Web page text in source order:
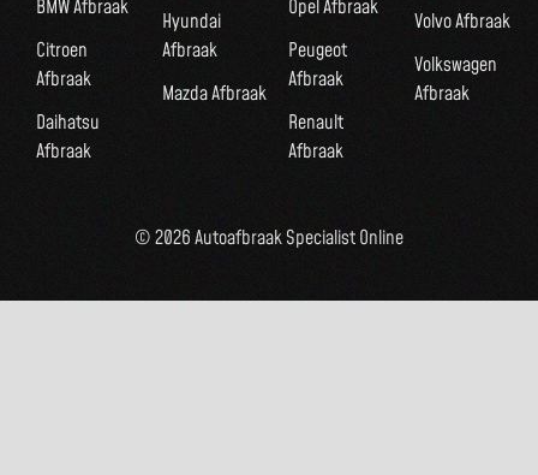
BMW Afbraak
Citroen
Afbraak
Daihatsu
Afbraak
Hyundai
Afbraak
Mazda Afbraak
Opel Afbraak
Peugeot
Afbraak
Renault
Afbraak
Volvo Afbraak
Volkswagen
Afbraak
© 2026 Autoafbraak Specialist Online